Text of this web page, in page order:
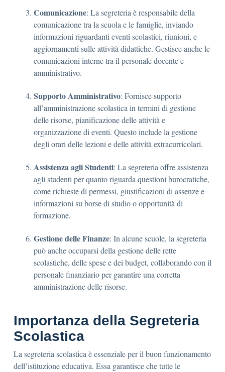
Comunicazione: La segreteria è responsabile della
comunicazione tra la scuola e le famiglie, inviando
informazioni riguardanti eventi scolastici, riunioni, e
aggiornamenti sulle attività didattiche. Gestisce anche le
comunicazioni interne tra il personale docente e
amministrativo.
Supporto Amministrativo: Fornisce supporto
all’amministrazione scolastica in termini di gestione
delle risorse, pianificazione delle attività e
organizzazione di eventi. Questo include la gestione
degli orari delle lezioni e delle attività extracurricolari.
Assistenza agli Studenti: La segreteria offre assistenza
agli studenti per quanto riguarda questioni burocratiche,
come richieste di permessi, giustificazioni di assenze e
informazioni su borse di studio o opportunità di
formazione.
Gestione delle Finanze: In alcune scuole, la segreteria
può anche occuparsi della gestione delle rette
scolastiche, delle spese e dei budget, collaborando con il
personale finanziario per garantire una corretta
amministrazione delle risorse.
Importanza della Segreteria
Scolastica
La segreteria scolastica è essenziale per il buon funzionamento
dell’istituzione educativa. Essa garantisce che tutte le